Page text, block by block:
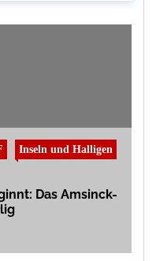
Inseln und Halligen
Das Amsinck-